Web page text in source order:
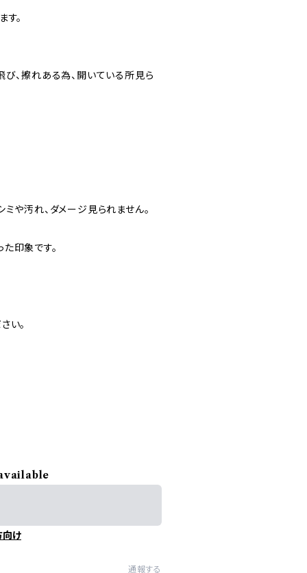
。
び、擦れある為、開いている所見ら
や汚れ、ダメージ見られません。
印象です。
い。
向け
通報する